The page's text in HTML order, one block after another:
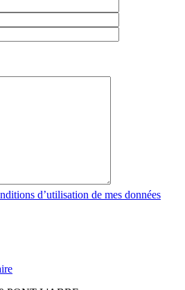
d’utilisation de mes données